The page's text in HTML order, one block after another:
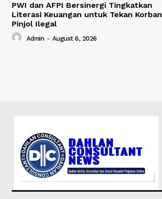
PWI dan AFPI Bersinergi Tingkatkan
Literasi Keuangan untuk Tekan Korban
Pinjol Ilegal
Admin - August 6, 2026